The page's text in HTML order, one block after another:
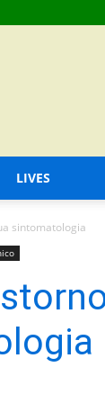
LIVES
sintomatologia